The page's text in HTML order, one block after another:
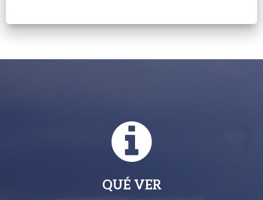
QUÉ VER